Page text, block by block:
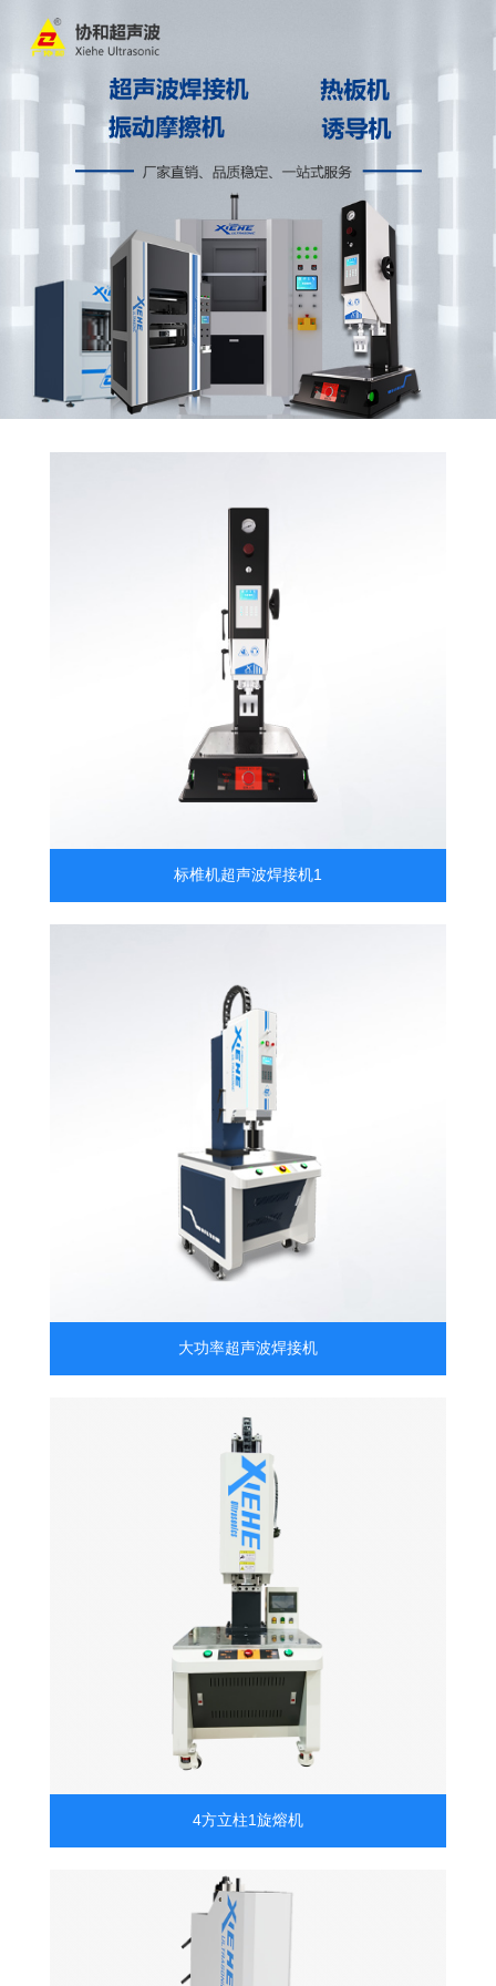
标椎机超声波焊接机1
大功率超声波焊接机
4方立柱1旋熔机